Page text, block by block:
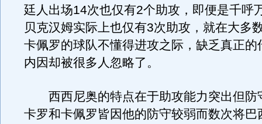
廷人出场14次也仅有2个助攻，即便是千呼
贝克汉姆实际上也仅有3次助攻，就在大多
卡佩罗的球队不懂得进攻之际，缺乏真正的
内因却被很多人忽略了。
西西尼奥的特点在于助攻能力突出但防
卡罗和卡佩罗皆因他的防守较弱而数次将巴